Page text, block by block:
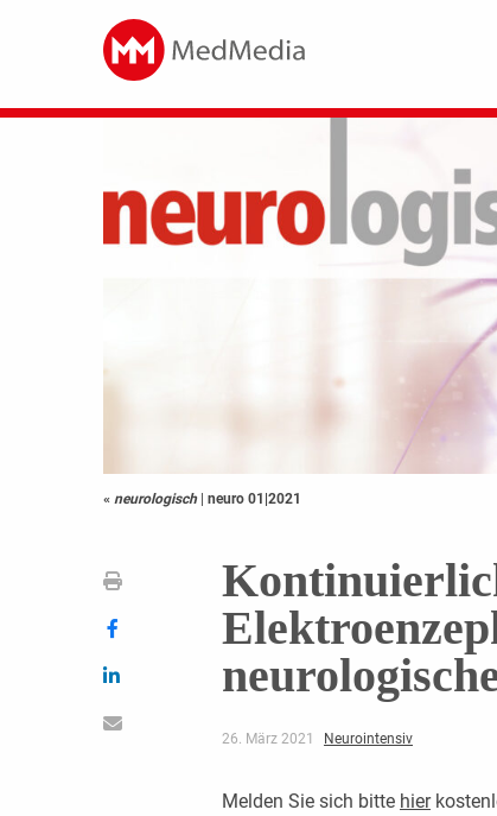
« neurologisch | neuro 01|2021
26. März 2021 Neurointensiv
Melden Sie sich bitte hier